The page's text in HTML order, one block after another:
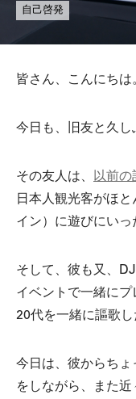
自己啓発
皆さん、こんにちは
今日も、旧友と久し
その友人は、 以前の
日本人観光客がほ
イン）に遊びにいっ
そして、彼も又、
イベントで一緒にプ
20代を一緒に謳歌し
今日は、彼からち
をしながら、また